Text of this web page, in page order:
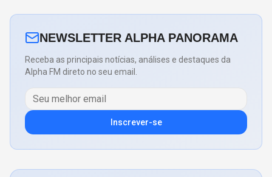
NEWSLETTER ALPHA PANORAMA
Receba as principais notícias, análises e destaques da
Alpha FM direto no seu email.
Inscrever-se